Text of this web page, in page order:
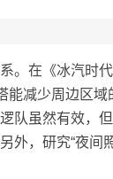
。在《冰汽时
能减少周边区
队虽然有效，
外，研究“夜间